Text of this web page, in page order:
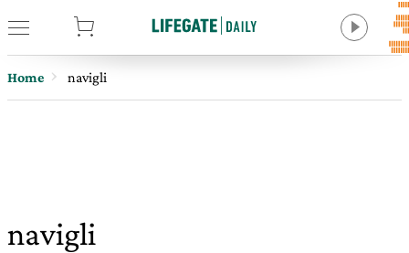
Home navigli
navigli